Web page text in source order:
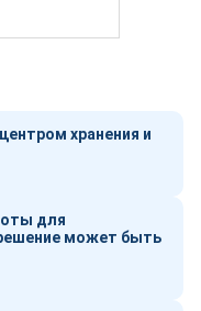
хранения и
для
может быть